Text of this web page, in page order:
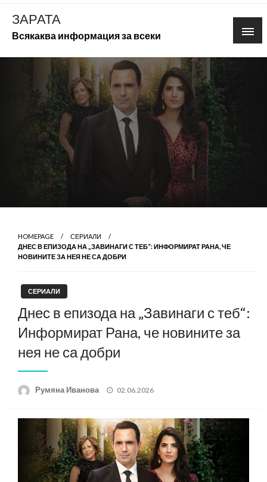
Skip
content
ЗАРАТА
Всякаква информация за всеки
HOMEPAGE
СЕРИАЛИ
ДНЕС В ЕПИЗОДА НА „ЗАВИНАГИ С ТЕБ“: ИНФОРМИРАТ РАНА, ЧЕ
НОВИНИТЕ ЗА НЕЯ НЕ СА ДОБРИ
СЕРИАЛИ
Днес в епизода на „Завинаги с теб“:
Информират Рана, че новините за
нея не са добри
Румяна Иванова
Posted
02.06.2026